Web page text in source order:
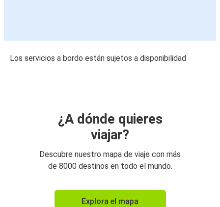
Los servicios a bordo están sujetos a disponibilidad
¿A dónde quieres
viajar?
Descubre nuestro mapa de viaje con más
de 8000 destinos en todo el mundo.
Explora el mapa